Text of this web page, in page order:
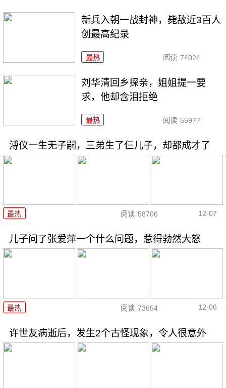
新兵入朝一战封神，毙敌近3百人
创最高纪录
最热 阅读 74024
刘华清回乡探亲，姐姐提一要
求，他却含泪拒绝
最热 阅读 55977
溥仪一生无子嗣，三弟生了仨儿子，却都成才了
最热 阅读 58706 12-07
儿子问了张爱萍一个什么问题，惹得勃然大怒
最热 阅读 73654 12-06
许世友病逝后，发生2个古怪现象，令人很意外